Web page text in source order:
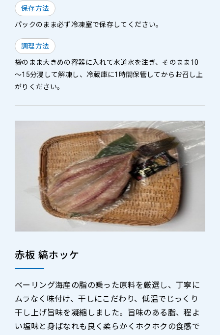
保存方法
パックのまま必ず冷凍室で保存してください。
調理方法
袋のまま大きめの容器に入れて水道水を注ぎ、そのまま10
～15分浸して解凍し、冷蔵庫に1時間保管してからお召し上
がりください。
赤板 縞ホッケ
ベーリング海産の脂の乗った原料を厳選し、丁寧に
ムラなく味付け、干しにこだわり、低温でじっくり
干し上げ旨味を凝縮しました。旨味のある脂、程よ
い塩味と身ばなれも良く柔らかくホクホクの食感で